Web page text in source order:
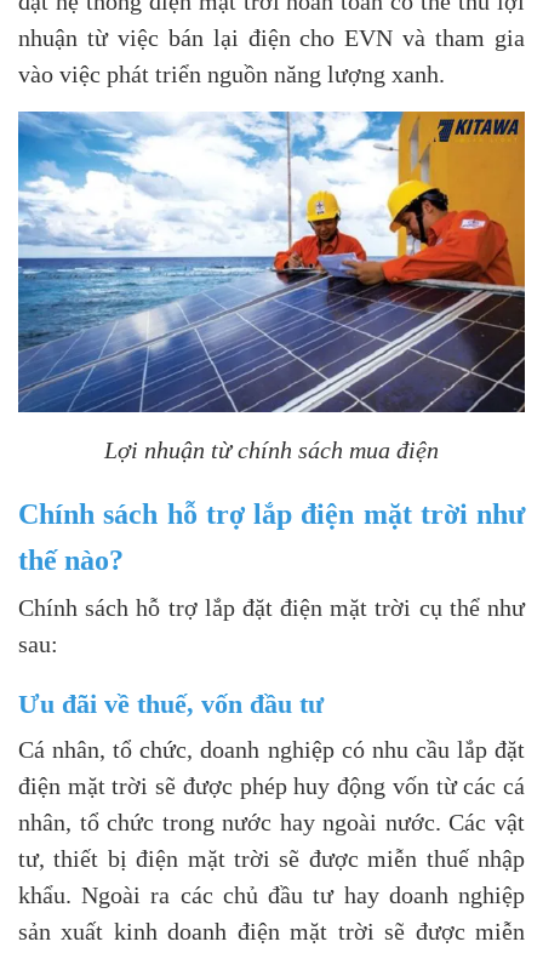
nhuận từ việc bán lại điện cho EVN và tham gia
vào việc phát triển nguồn năng lượng xanh.
Lợi nhuận từ chính sách mua điện
Chính sách hỗ trợ lắp điện mặt trời như
thế nào?
Chính sách hỗ trợ lắp đặt điện mặt trời cụ thể như
sau:
Ưu đãi về thuế, vốn đầu tư
Cá nhân, tổ chức, doanh nghiệp có nhu cầu lắp đặt
điện mặt trời sẽ được phép huy động vốn từ các cá
nhân, tổ chức trong nước hay ngoài nước. Các vật
tư, thiết bị điện mặt trời sẽ được miễn thuế nhập
khẩu. Ngoài ra các chủ đầu tư hay doanh nghiệp
sản xuất kinh doanh điện mặt trời sẽ được miễn